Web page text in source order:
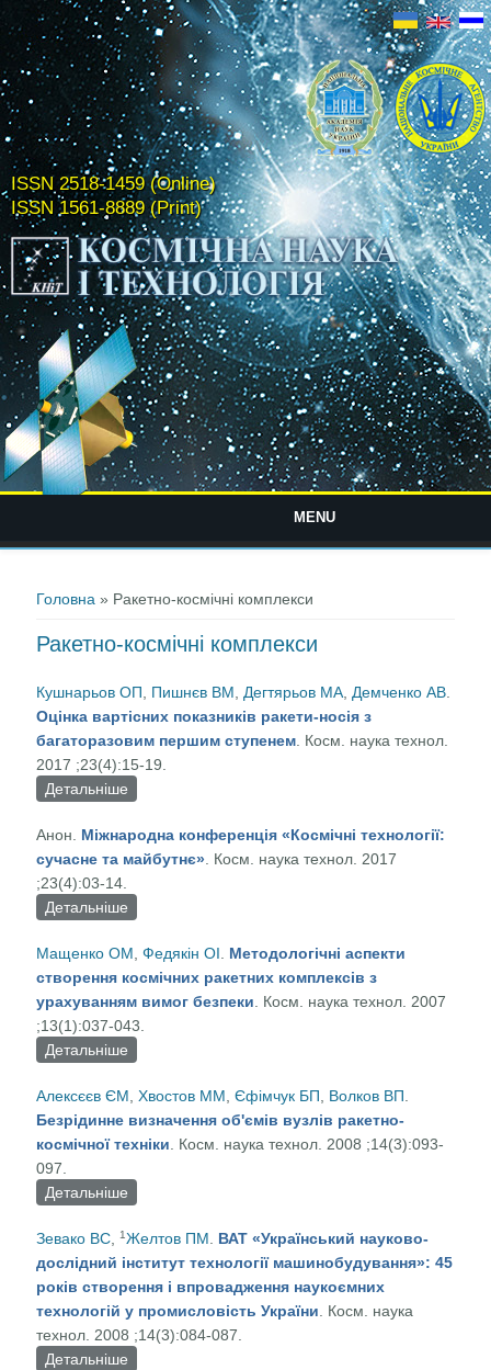
ISSN 2518-1459 (Online)
ISSN 1561-8889 (Print)
MENU
Головна » Ракетно-космічні комплекси
Ракетно-космічні комплекси
Кушнарьов ОП Пишнєв ВМ Дегтярьов МА Демченко АВ
Оцінка вартісних показників ракети-носія з
багаторазовим першим ступенем . Косм. наука технол.
2017 ;23(4):15-19.
Детальніше
Анон.
Міжнародна конференція «Космічні технології:
сучасне та майбутнє» . Косм. наука технол. 2017
;23(4):03-14.
Детальніше
Мащенко ОМ ,Федякін ОІ
Методологічні аспекти
створення космічних ракетних комплексів з
урахуванням вимог безпеки . Косм. наука технол. 2007
;13(1):037-043.
Детальніше
безпеки
Алексєєв ЄM ,Хвостов ММ ,Єфімчук БП Волков ВП
Безрідинне визначення об'ємів вузлів ракетно-
космічної техніки . Косм. наука технол. 2008 ;14(3):093-
097.
Детальніше
Зевако ВС ,1Желтов ПМ
ВАТ «Український науково-
дослідний інститут технології машинобудування»: 45
років створення і впровадження наукоємних
технологій у промисловість України . Косм. наука
технол. 2008 ;14(3):084-087.
Детальніше